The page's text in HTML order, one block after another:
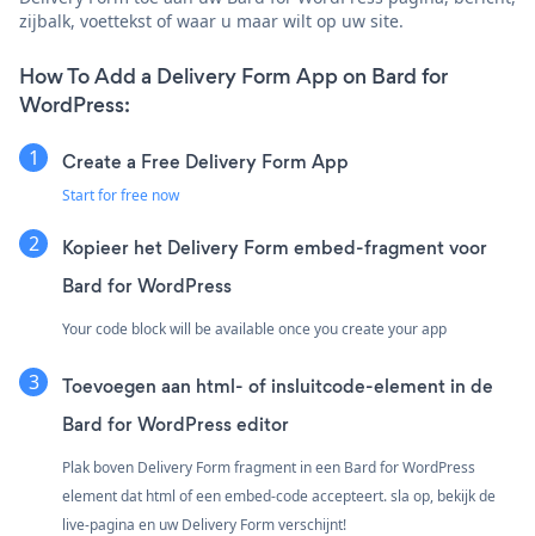
zijbalk, voettekst of waar u maar wilt op uw site.
How To Add a Delivery Form App on Bard for
WordPress:
Create a Free Delivery Form App
Start for free now
Kopieer het Delivery Form embed-fragment voor
Bard for WordPress
Your code block will be available once you create your app
Toevoegen aan html- of insluitcode-element in de
Bard for WordPress editor
Plak boven Delivery Form fragment in een Bard for WordPress
element dat html of een embed-code accepteert. sla op, bekijk de
live-pagina en uw Delivery Form verschijnt!